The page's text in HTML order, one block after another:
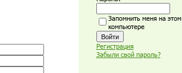
Запомнить меня на этом
компьютере
Регистрация
Забыли свой пароль?